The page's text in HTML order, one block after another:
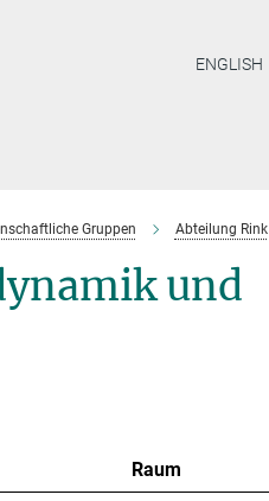
ENGLISH
Gruppen Abteilung Rink
und
Raum